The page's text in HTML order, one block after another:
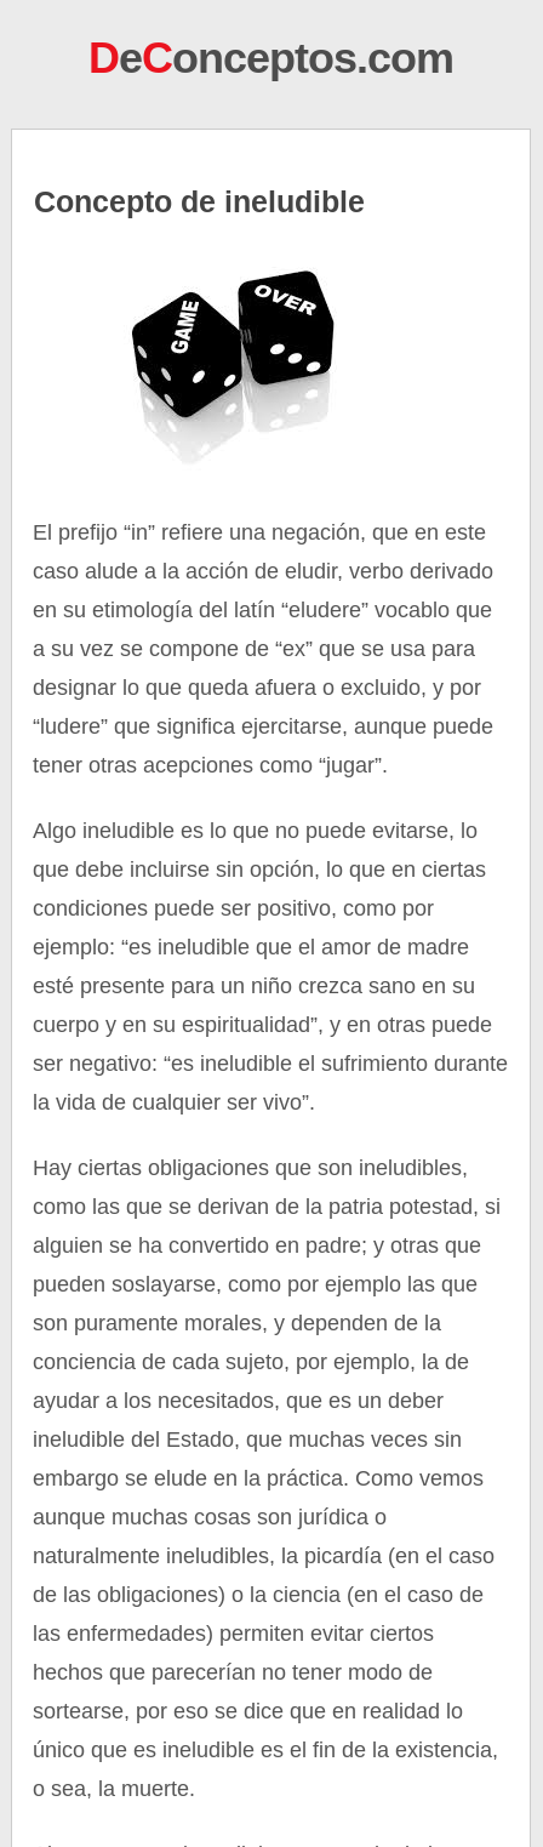
DeConceptos.com
Concepto de ineludible
El prefijo “in” refiere una negación, que en este
caso alude a la acción de eludir, verbo derivado
en su etimología del latín “eludere” vocablo que
a su vez se compone de “ex” que se usa para
designar lo que queda afuera o excluido, y por
“ludere” que significa ejercitarse, aunque puede
tener otras acepciones como “jugar”.
Algo ineludible es lo que no puede evitarse, lo
que debe incluirse sin opción, lo que en ciertas
condiciones puede ser positivo, como por
ejemplo: “es ineludible que el amor de madre
esté presente para un niño crezca sano en su
cuerpo y en su espiritualidad”, y en otras puede
ser negativo: “es ineludible el sufrimiento durante
la vida de cualquier ser vivo”.
Hay ciertas obligaciones que son ineludibles,
como las que se derivan de la patria potestad, si
alguien se ha convertido en padre; y otras que
pueden soslayarse, como por ejemplo las que
son puramente morales, y dependen de la
conciencia de cada sujeto, por ejemplo, la de
ayudar a los necesitados, que es un deber
ineludible del Estado, que muchas veces sin
embargo se elude en la práctica. Como vemos
aunque muchas cosas son jurídica o
naturalmente ineludibles, la picardía (en el caso
de las obligaciones) o la ciencia (en el caso de
las enfermedades) permiten evitar ciertos
hechos que parecerían no tener modo de
sortearse, por eso se dice que en realidad lo
único que es ineludible es el fin de la existencia,
o sea, la muerte.